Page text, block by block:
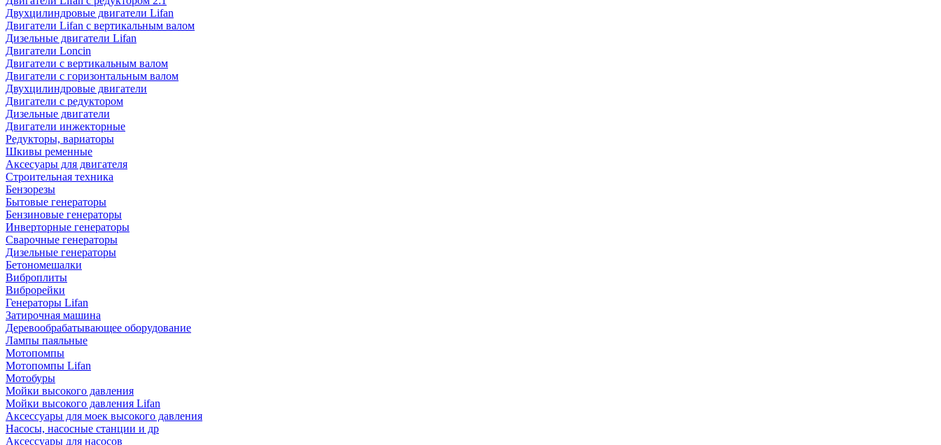
Двухцилиндровые двигатели Lifan
Двигатели Lifan с вертикальным валом
Дизельные двигатели Lifan
Двигатели Loncin
Двигатели с вертикальным валом
Двигатели с горизонтальным валом
Двухцилиндровые двигатели
Двигатели с редуктором
Дизельные двигатели
Двигатели инжекторные
Редукторы, вариаторы
Шкивы ременные
Аксесуары для двигателя
Строительная техника
Бензорезы
Бытовые генераторы
Бензиновые генераторы
Инверторные генераторы
Сварочные генераторы
Дизельные генераторы
Бетономешалки
Виброплиты
Виброрейки
Генераторы Lifan
Затирочная машина
Деревообрабатывающее оборудование
Лампы паяльные
Мотопомпы
Мотопомпы Lifan
Мотобуры
Мойки высокого давления
Мойки высокого давления Lifan
Аксессуары для моек высокого давления
Насосы, насосные станции и др
Аксессуары для насосов